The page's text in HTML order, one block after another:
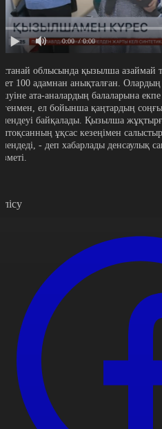
0:00 / 0:00
облысында қызылша азаймай
100 адамнан анықталған.
ата-аналардың балаларына
ел бойынша қаңтардың
байқалады. Қызылша
ұқсас кезеңімен
- деп хабарлады денсаулық